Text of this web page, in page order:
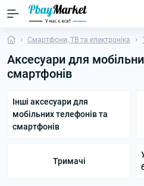
Смартфони, ТВ та електроніка
Аксесуари для
смартфонів
Інші аксесуари для
мобільних телефонів та
смартфонів
Тримачі